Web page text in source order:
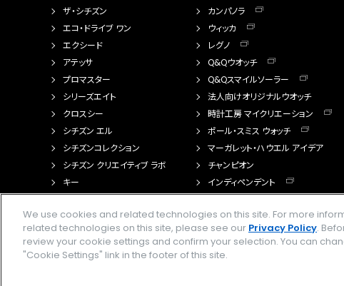
ザ・シチズン
エコ・ドライブ ワン
エクシード
アテッサ
プロマスター
シリーズエイト
クロスシー
シチズン エル
シチズンコレクション
シチズン クリエイティブ ラボ
キー
カンパノラ
ウィッカ
レグノ
Q&Qウオッチ
Q&Qスマイルソーラー
法人向けオリジナルウオッチ
時計工房 マイクリエーション
ポール・スミス ウォッチ
マーガレット・ハウエル アイデア
チャンピオン
インディペンデント
We use cookies and related technologies on this site. For more
related technologies on this site, please see our Privacy Policy.
review your cookie settings and confirm your selection. You can
"Cookie Settings" link in the footer of this site.